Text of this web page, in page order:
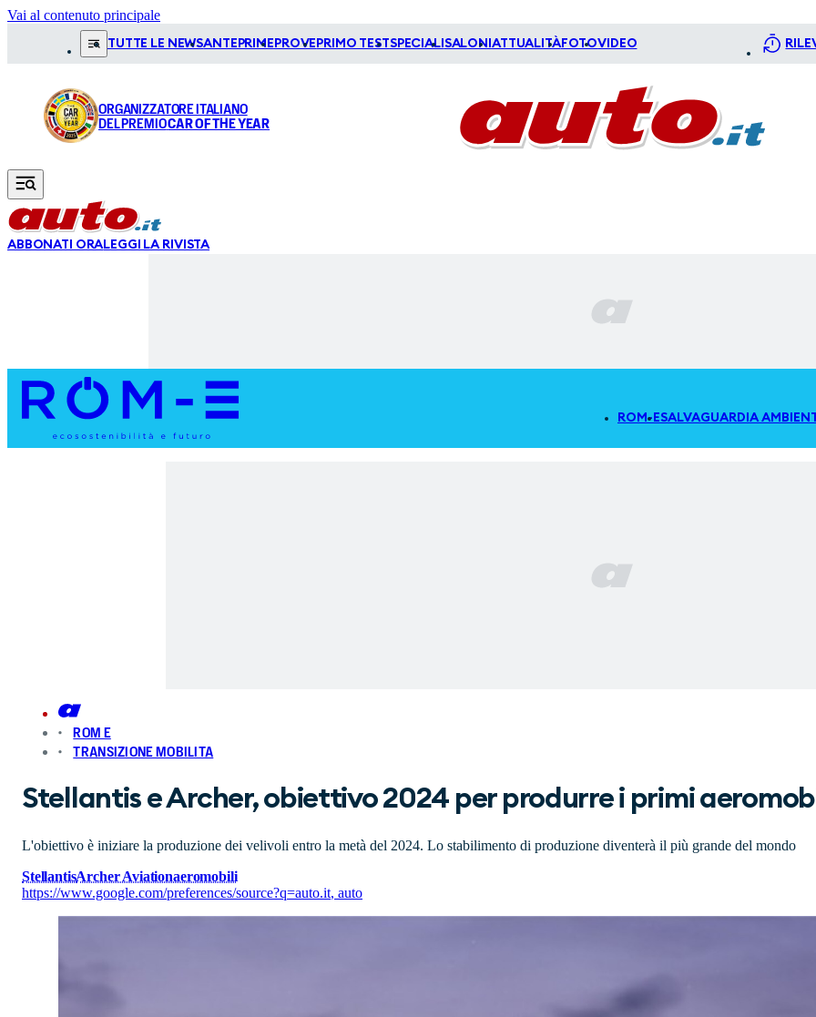
Vai al contenuto principale
TUTTE LE NEWSANTEPRIME PROVE PRIMO TESTSPECIALI SALONI ATTUALITÀFOTOVIDEO
ORGANIZZATORE ITALIANO
DEL PREMIOCAR OF THE YEAR
ABBONATI ORALEGGI LA RIVISTA
ROM-ESALVAGUARDIA
ROM E
TRANSIZIONE MOBILITA
Stellantis e Archer, obiettivo 2024 per produrre i primi
L'obiettivo è iniziare la produzione dei velivoli entro la metà del 2024. Lo stabilimento di produzione diventerà il più grande del mondo
StellantisArcher Aviationaeromobili
https://www.google.com/preferences/source?q=auto.it, auto